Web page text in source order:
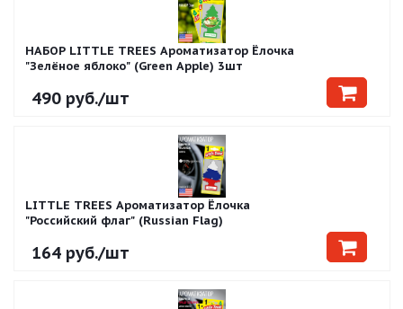
НАБОР LITTLE TREES Ароматизатор Ёлочка
"Зелёное яблоко" (Green Apple) 3шт
490 руб./шт
LITTLE TREES Ароматизатор Ёлочка
"Российский флаг" (Russian Flag)
164 руб./шт